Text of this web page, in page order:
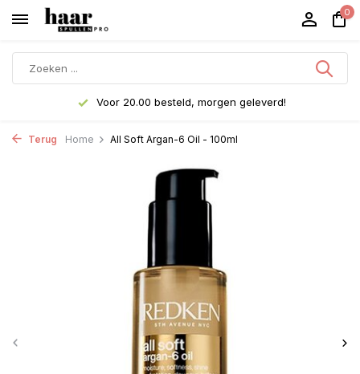
0
Voor 20.00 besteld, morgen geleverd!
Terug Home All Soft Argan-6 Oil - 100ml